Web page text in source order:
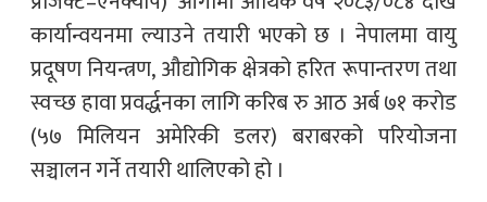
कार्यान्वयनमा ल्याउने तयारी भएको छ । नेपालमा वायु
प्रदूषण नियन्त्रण, औद्योगिक क्षेत्रको हरित रूपान्तरण तथा
स्वच्छ हावा प्रवर्द्धनका लागि करिब रु आठ अर्ब ७१ करोड
(५७ मिलियन अमेरिकी डलर) बराबरको परियोजना
सञ्चालन गर्ने तयारी थालिएको हो ।